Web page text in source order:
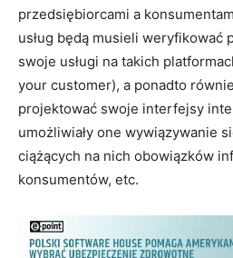
przedsiębiorcami a
usług będą musieli weryfikować
swoje usługi na takich
your customer), a ponadto
projektować swoje interfejsy
umożliwiały one wywiązywanie
ciążących na nich obowiązków
konsumentów, etc.